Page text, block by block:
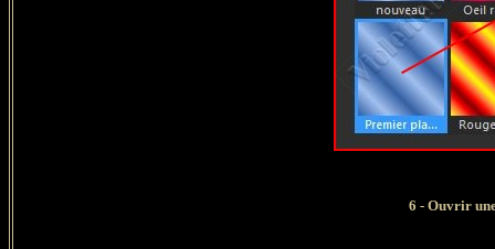
6 - Ouvrir